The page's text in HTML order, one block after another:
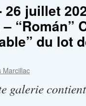
26 juillet
“Román”
du lot
Marcillac
galerie